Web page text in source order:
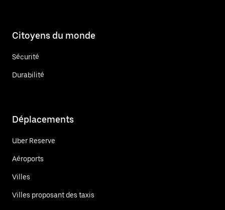
Citoyens du monde
Sécurité
Durabilité
Déplacements
Uber Reserve
Aéroports
Villes
Villes proposant des taxis